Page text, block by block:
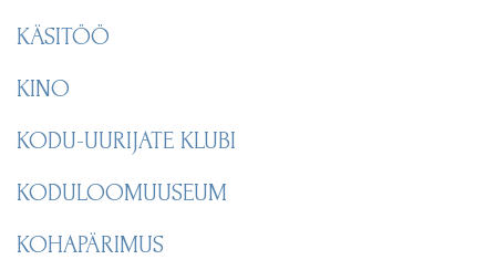
KÄSITÖÖ
KINO
KODU-UURIJATE KLUBI
KODULOOMUUSEUM
KOHAPÄRIMUS